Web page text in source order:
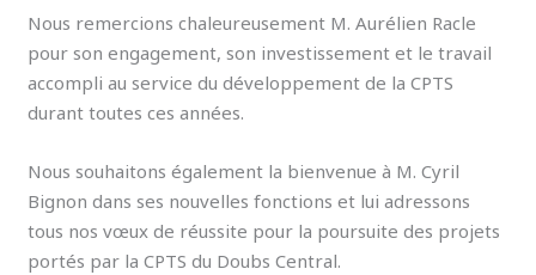
Nous remercions chaleureusement M. Aurélien Racle
pour son engagement, son investissement et le travail
accompli au service du développement de la CPTS
durant toutes ces années.
Nous souhaitons également la bienvenue à M. Cyril
Bignon dans ses nouvelles fonctions et lui adressons
tous nos vœux de réussite pour la poursuite des projets
portés par la CPTS du Doubs Central.